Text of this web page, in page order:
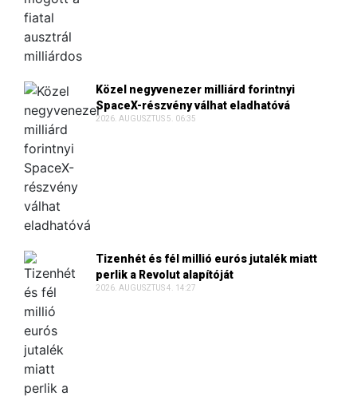
Közel negyvenezer milliárd forintnyi
SpaceX-részvény válhat eladhatóvá
2026. AUGUSZTUS 5. 06:35
Tizenhét és fél millió eurós jutalék miatt
perlik a Revolut alapítóját
2026. AUGUSZTUS 4. 14:27